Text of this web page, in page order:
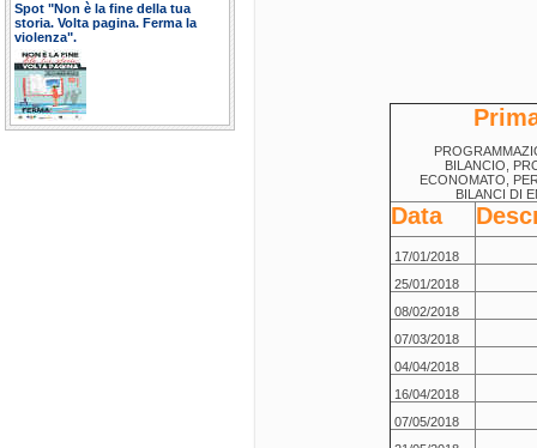
Spot "Non è la fine della tua
storia. Volta pagina. Ferma la
violenza".
BILANCIO,
ECONOMATO,
BILANCI DI
Data
17/01/2018
25/01/2018
08/02/2018
07/03/2018
04/04/2018
16/04/2018
07/05/2018